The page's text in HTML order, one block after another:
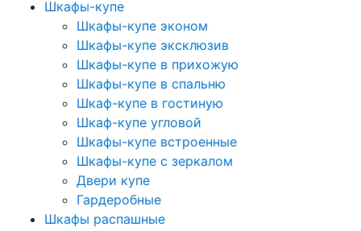
Шкафы-купе
Шкафы-купе эконом
Шкафы-купе эксклюзив
Шкафы-купе в прихожую
Шкафы-купе в спальню
Шкаф-купе в гостиную
Шкаф-купе угловой
Шкафы-купе встроенные
Шкафы-купе с зеркалом
Двери купе
Гардеробные
Шкафы распашные